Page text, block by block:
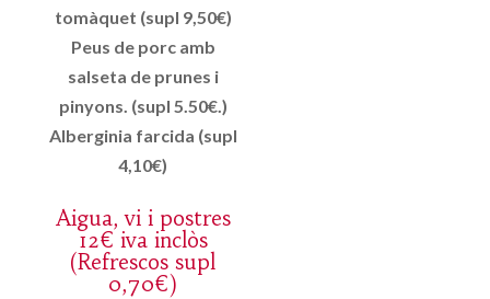
tomàquet (supl 9,50€)
Peus de porc amb
salseta de prunes i
pinyons. (supl 5.50€.)
Alberginia farcida (supl
4,10€)
Aigua, vi i postres
12€ iva inclòs
(Refrescos supl
0,70€)